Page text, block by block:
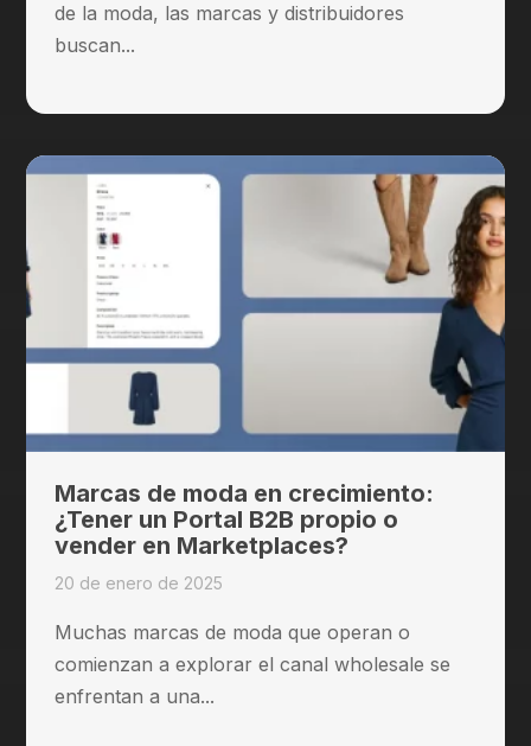
de la moda, las marcas y distribuidores
buscan...
Marcas de moda en crecimiento:
¿Tener un Portal B2B propio o
vender en Marketplaces?
20 de enero de 2025
Muchas marcas de moda que operan o
comienzan a explorar el canal wholesale se
enfrentan a una...